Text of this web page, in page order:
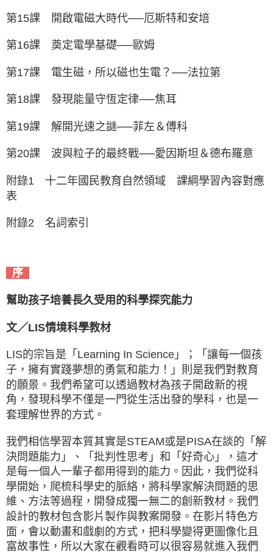
第15課 開啟電磁大時代──厄斯特和安培
第16課 奠定電學基礎──歐姆
第17課 電生磁，所以磁也生電？──法拉第
第18課 發現能量守恆定律──焦耳
第19課 解開光速之謎──菲左＆傅科
第20課 波與粒子的最終戰──愛因斯坦＆德布羅意
附錄1 十二年國民教育自然領域 課綱學習內容對應
表
附錄2 名詞索引
序
幫助孩子培養長久受用的科學探究能力
文／LIS情境科學教材
LIS的宗旨是「Learning In Science」；「讓每一個孩
子，擁有實踐夢想的勇氣和能力！」則是我們對教育
的願景。我們希望可以透過教材為孩子開啟新的視
角，發現科學不僅是一門從生活出發的學科，也是一
套理解世界的方式。
我們相信學習本質其實是STEAM或是PISA在談的「解
決問題能力」、「批判性思考」和「好奇心」，這才
是每一個人一輩子都用得到的能力。因此，我們從科
學開始，爬梳科學史的脈絡，將科學家解決問題的思
維、方法等過程，開發成獨一無二的創新教材。我們
設計的教材包含影片製作與教案開發。在影片特色方
面，會以動畫和戲劇的方式，把科學變得更圖像化且
富故事性，所以大家在觀看時可以很容易就進入我們